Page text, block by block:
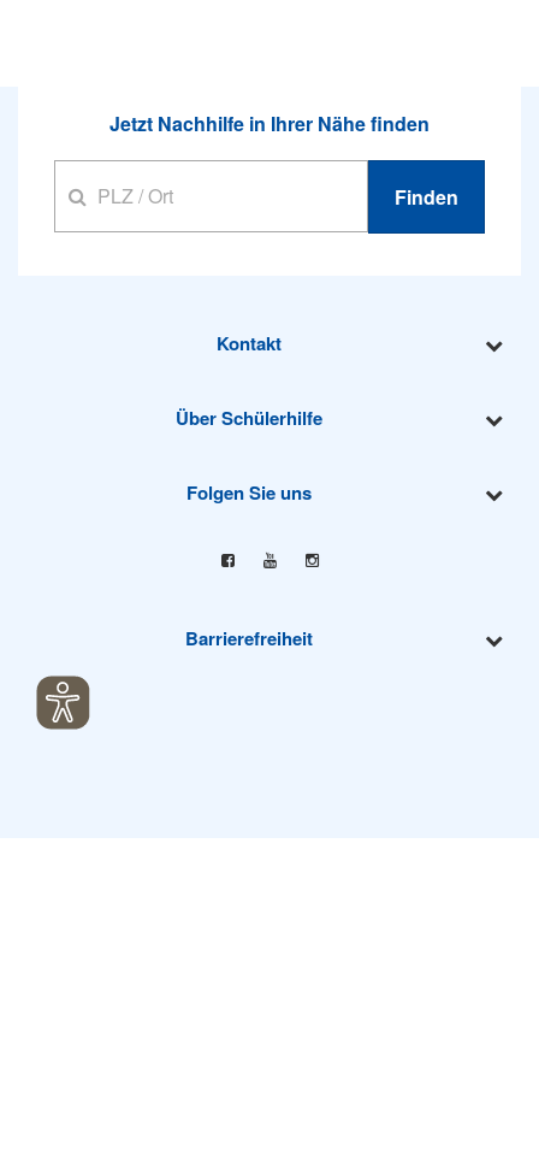
Jetzt Nachhilfe in Ihrer Nähe finden
Finden
Kontakt
Über Schülerhilfe
Folgen Sie uns
FacebookYouTubeInstagram
Barrierefreiheit